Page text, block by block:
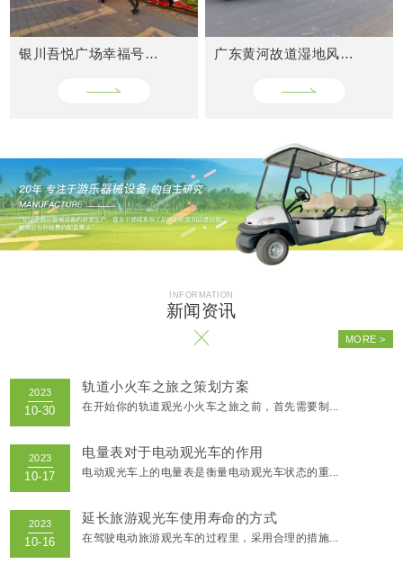
银川吾悦广场幸福号火车 广东黄河故道湿地风景区网红小火车
轨道小火车之旅之策划方案
在开始你的轨道观光小火车之旅之前，首先需要制...
电量表对于电动观光车的作用
电动观光车上的电量表是衡量电动观光车状态的重...
延长旅游观光车使用寿命的方式
在驾驶电动旅游观光车的过程里，采用合理的措施...